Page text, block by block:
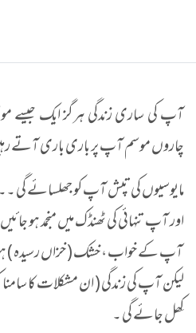
آپ کی ساری زندگی ہرگز ایک جیسے
چاروں موسم آپ پر باری باری آتے
مایوسیوں کی تپش آپ کو جھلسائے گی ۔۔
اور آپ تنہائی کی ٹھنڈک میں منجمد ہو
آپ کے خواب ، خشک ( خزاں رسیدہ )
لیکن آپ کی زندگی ( ان مشکلات کا
کِھل جائے گی ۔